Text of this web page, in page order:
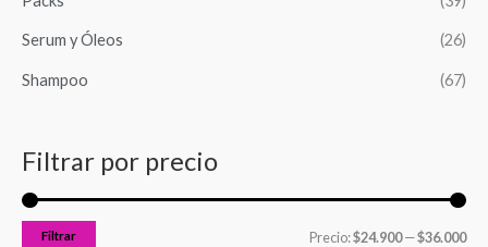
Serum y Óleos (26)
Shampoo (67)
Filtrar por precio
Filtrar Precio:$24.900—$36.000